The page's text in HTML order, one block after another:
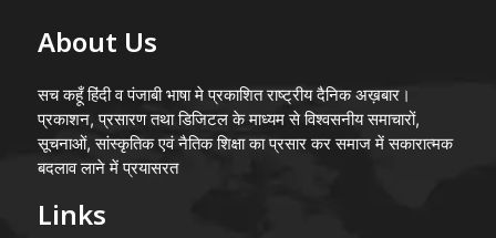
About Us
सच कहूँ हिंदी व पंजाबी भाषा मे प्रकाशित राष्ट्रीय दैनिक अख़बार।
प्रकाशन, प्रसारण तथा डिजिटल के माध्यम से विश्वसनीय समाचारों,
सूचनाओं, सांस्कृतिक एवं नैतिक शिक्षा का प्रसार कर समाज में सकारात्मक
बदलाव लाने में प्रयासरत
Links